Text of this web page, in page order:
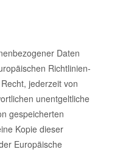
Daten
Richtlinien-
jederzeit von
unentgeltliche
gespeicherten
Kopie dieser
Europäische